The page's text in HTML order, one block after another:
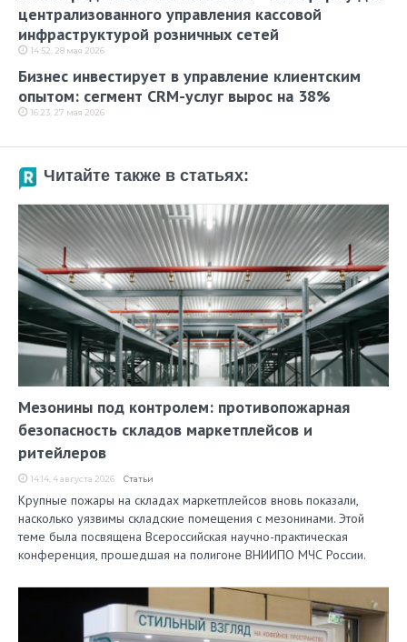
централизованного управления кассовой
инфраструктурой розничных сетей
14:52, 28 мая 2026
Бизнес инвестирует в управление клиентским
опытом: сегмент CRM-услуг вырос на 38%
16:23, 27 мая 2026
Читайте также в статьях:
Мезонины под контролем: противопожарная
безопасность складов маркетплейсов и
ритейлеров
14:14, 4 августа 2026 Статьи
Крупные пожары на складах маркетплейсов вновь показали,
насколько уязвимы складские помещения с мезонинами. Этой
теме была посвящена Всероссийская научно-практическая
конференция, прошедшая на полигоне ВНИИПО МЧС России.